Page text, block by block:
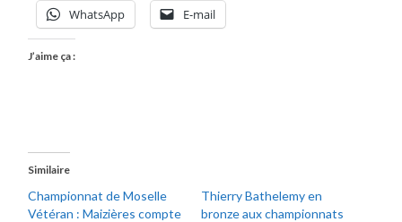
WhatsApp E-mail
J’aime ça :
Similaire
Championnat de Moselle
Vétéran : Maizières compte
Thierry Bathelemy en
bronze aux championnats